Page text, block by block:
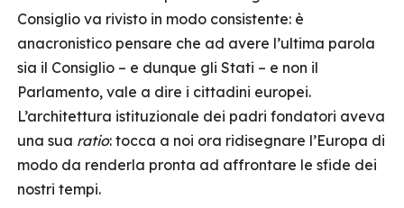
Consiglio va rivisto in modo consistente: è
anacronistico pensare che ad avere l’ultima parola
sia il Consiglio – e dunque gli Stati – e non il
Parlamento, vale a dire i cittadini europei.
L’architettura istituzionale dei padri fondatori aveva
una sua ratio: tocca a noi ora ridisegnare l’Europa di
modo da renderla pronta ad affrontare le sfide dei
nostri tempi.